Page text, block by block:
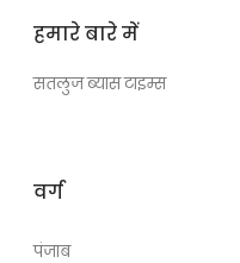
हमारे बारे में
सतलुज ब्यास टाइम्स
वर्ग
पंजाब